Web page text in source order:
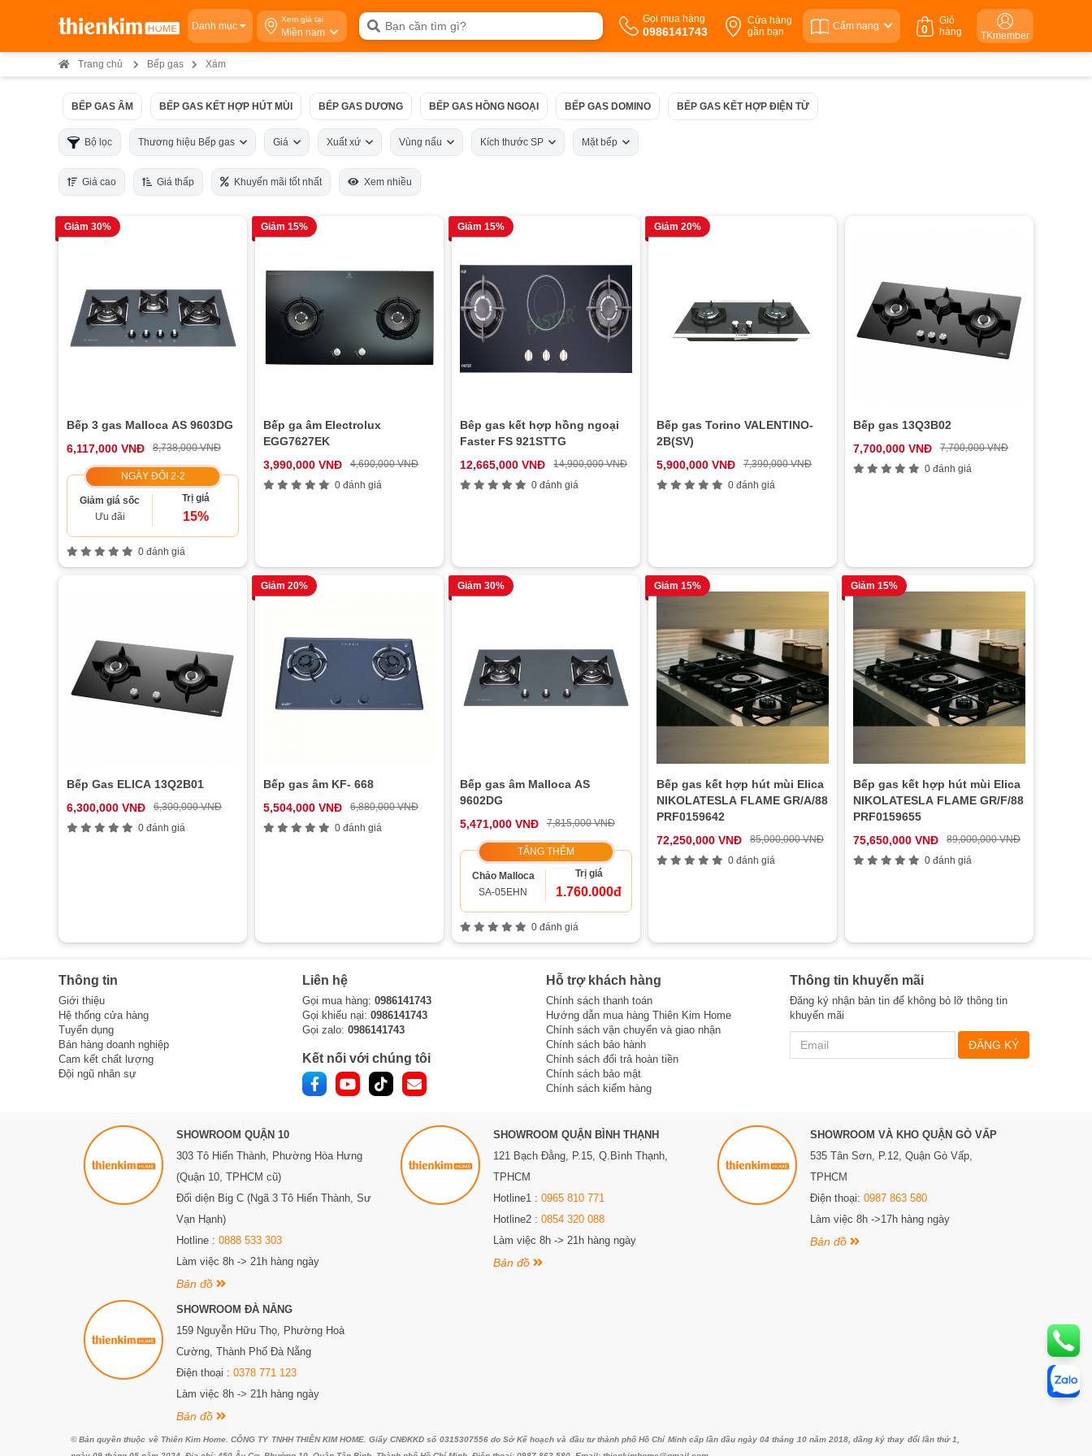
Danh mục
Xem giá tại
Miền nam
Gọi mua hàng
0986141743
Cửa hàng
gần bạn
Cẩm nang
Giỏ
hàng
0 TKmember
Trang chủ Bếp gas Xám
BẾP GAS ÂM BẾP GAS KẾT HỢP HÚT MÙI BẾP GAS DƯƠNG BẾP GAS HỒNG NGOẠI BẾP GAS DOMINO BẾP GAS KẾT HỢP ĐIỆN TỪ
Bộ lọc Thương hiệu Bếp gas Giá Xuất xứ Vùng nấu Kích thước SP Mặt bếp
Giá cao Giá thấp Khuyến mãi tốt nhất Xem nhiều
Giảm 30%
Bếp 3 gas Malloca AS 9603DG
6,117,000 VNĐ
8,738,000 VNĐ
NGÀY ĐÔI 2-2
Giảm giá sốc
Ưu đãi
Trị giá
15%
0 đánh giá
Giảm 15%
Bếp ga âm Electrolux
EGG7627EK
3,990,000 VNĐ
4,690,000 VNĐ
0 đánh giá
Giảm 15%
Bêp gas kết hợp hồng ngoại
Faster FS 921STTG
12,665,000 VNĐ
14,900,000 VNĐ
0 đánh giá
Giảm 20%
Bếp gas Torino VALENTINO-
2B(SV)
5,900,000 VNĐ
7,390,000 VNĐ
0 đánh giá
Bếp gas 13Q3B02
7,700,000 VNĐ
7,700,000 VNĐ
0 đánh giá
Bếp Gas ELICA 13Q2B01
6,300,000 VNĐ
6,300,000 VNĐ
0 đánh giá
Giảm 20%
Bếp gas âm KF- 668
5,504,000 VNĐ
6,880,000 VNĐ
0 đánh giá
Giảm 30%
Bếp gas âm Malloca AS
9602DG
5,471,000 VNĐ
7,815,000 VNĐ
TẶNG THÊM
Chảo Malloca
SA-05EHN
Trị giá
1.760.000đ
0 đánh giá
Giảm 15%
Bếp gas kết hợp hút mùi Elica
NIKOLATESLA FLAME GR/A/88
PRF0159642
72,250,000 VNĐ
85,000,000 VNĐ
0 đánh giá
Giảm 15%
Bếp gas kết hợp hút mùi Elica
NIKOLATESLA FLAME GR/F/88
PRF0159655
75,650,000 VNĐ
89,000,000 VNĐ
0 đánh giá
Thông tin
Giới thiệu
Hệ thống cửa hàng
Tuyển dụng
Bán hàng doanh nghiệp
Cam kết chất lượng
Đội ngũ nhân sự
Liên hệ
Gọi mua hàng: 0986141743
Gọi khiếu nại: 0986141743
Gọi zalo: 0986141743
Kết nối với chúng tôi
Hỗ trợ khách hàng
Chính sách thanh toán
Hướng dẫn mua hàng Thiên Kim Home
Chính sách vận chuyển và giao nhận
Chính sách bảo hành
Chính sách đổi trả hoàn tiền
Chính sách bảo mật
Chính sách kiểm hàng
Thông tin khuyến mãi
Đăng ký nhận bản tin để không bỏ lỡ thông tin
khuyến mãi
ĐĂNG KÝ
SHOWROOM QUẬN 10
303 Tô Hiến Thành, Phường Hòa Hưng
(Quận 10, TPHCM cũ)
Đối diện Big C (Ngã 3 Tô Hiến Thành, Sư
Vạn Hạnh)
Hotline : 0888 533 303
Làm việc 8h -> 21h hàng ngày
Bản đồ
SHOWROOM QUẬN BÌNH THẠNH
121 Bạch Đằng, P.15, Q.Bình Thạnh,
TPHCM
Hotline1 : 0965 810 771
Hotline2 : 0854 320 088
Làm việc 8h -> 21h hàng ngày
Bản đồ
SHOWROOM VÀ KHO QUẬN GÒ VẤP
535 Tân Sơn, P.12, Quận Gò Vấp,
TPHCM
Điện thoại: 0987 863 580
Làm việc 8h ->17h hàng ngày
Bản đồ
SHOWROOM ĐÀ NẴNG
159 Nguyễn Hữu Thọ, Phường Hoà
Cường, Thành Phố Đà Nẵng
Điện thoại : 0378 771 123
Làm việc 8h -> 21h hàng ngày
Bản đồ
© Bản quyền thuộc về Thiên Kim Home. CÔNG TY TNHH THIÊN KIM HOME. Giấy CNĐKKD số 0315307556 do Sở Kế hoạch và đầu tư thành phố Hồ Chí Minh cấp lần đầu ngày 04 tháng 10 năm 2018, đăng ký thay đổi lần thứ 1,